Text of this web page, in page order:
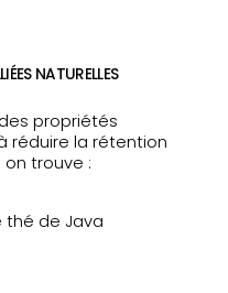
NATURELLES
propriétés
réduire la rétention
on trouve :
thé de Java